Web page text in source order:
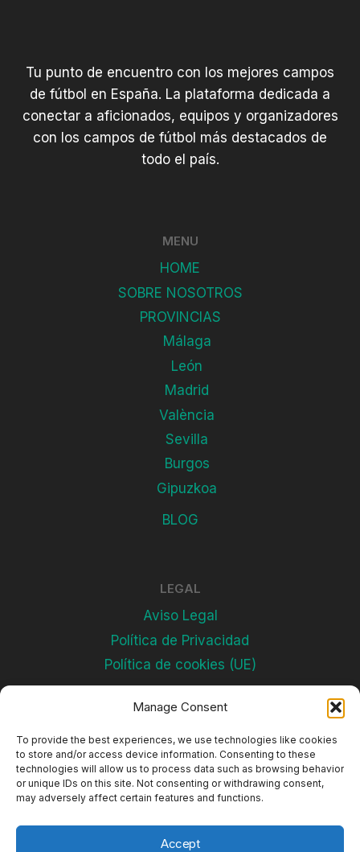
Manage Consent
To provide the best experiences, we use technologies like cookies
to store and/or access device information. Consenting to these
technologies will allow us to process data such as browsing behavior
or unique IDs on this site. Not consenting or withdrawing consent,
may adversely affect certain features and functions.
Accept
Tu punto de encuentro con los mejores campos
de fútbol en España. La plataforma dedicada a
conectar a aficionados, equipos y organizadores
con los campos de fútbol más destacados de
todo el país.
MENU
HOME
SOBRE NOSOTROS
PROVINCIAS
Málaga
León
Madrid
València
Sevilla
Burgos
Gipuzkoa
BLOG
LEGAL
Aviso Legal
Política de Privacidad
Política de cookies (UE)
Subscríbete